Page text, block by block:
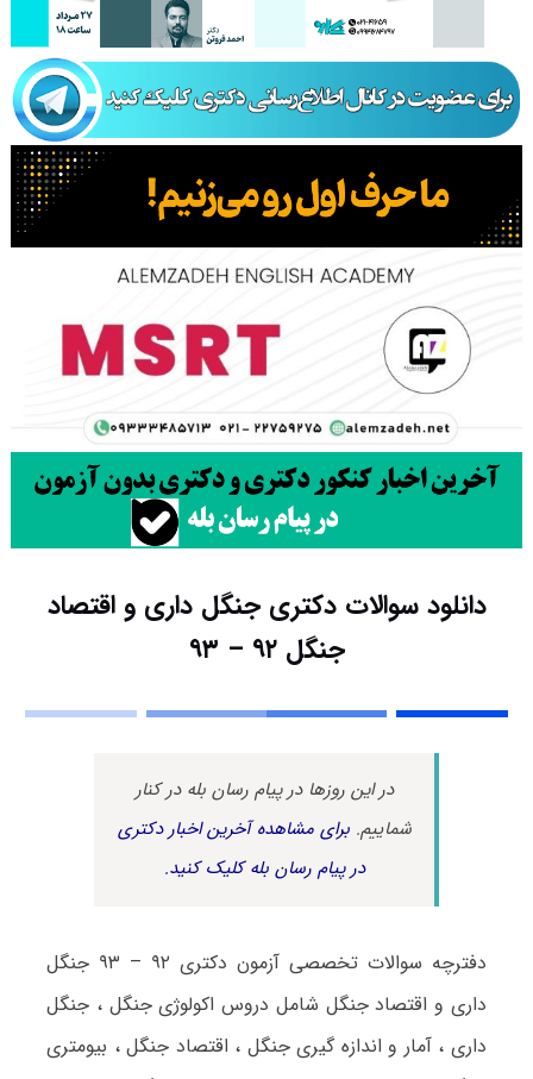
دانلود سوالات دکتری جنگل داری و اقتصاد
جنگل ۹۲ – ۹۳
در این روزها در پیام رسان بله در کنار
شماییم.برای مشاهده آخرین اخبار دکتری
در پیام رسان بله کلیک کنید.
دفترچه سوالات تخصصی آزمون دکتری ۹۲ – ۹۳ جنگل
داری و اقتصاد جنگل شامل دروس اکولوژی جنگل ، جنگل
داری ، آمار و اندازه گیری جنگل ، اقتصاد جنگل ، بیومتری